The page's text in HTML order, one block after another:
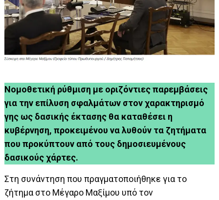
Νομοθετική ρύθμιση με οριζόντιες παρεμβάσεις
για την επίλυση σφαλμάτων στον χαρακτηρισμό
γης ως δασικής έκτασης θα καταθέσει η
κυβέρνηση, προκειμένου να λυθούν τα ζητήματα
που προκύπτουν από τους δημοσιευμένους
δασικούς χάρτες.
Στη συνάντηση που πραγματοποιήθηκε για το
ζήτημα στο Μέγαρο Μαξίμου υπό τον